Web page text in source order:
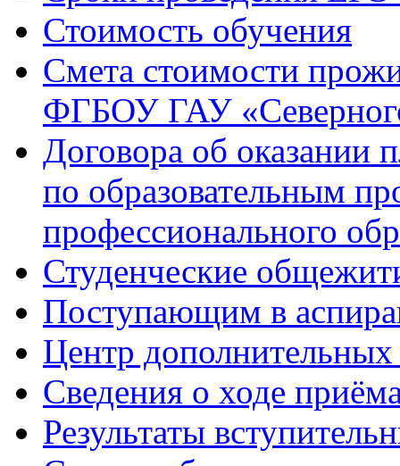
Стоимость обучения
Смета стоимости
ФГБОУ ГАУ
Договора об оказании
по образовательным
профессионального
Студенческие
Поступающим в
Центр дополнительных
Сведения о ходе
Результаты